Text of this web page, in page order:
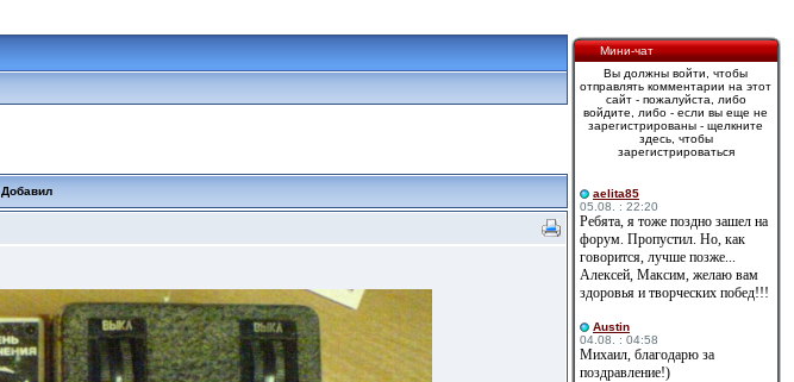
Добавил
Мини-чат
Вы должны войти, чтобы
отправлять комментарии на этот
сайт - пожалуйста, либо
войдите, либо - если вы еще не
зарегистрированы - щелкните
здесь, чтобы
зарегистрироваться
aelita85
05.08. : 22:20
Ребята, я тоже поздно зашел на
форум. Пропустил. Но, как
говорится, лучше позже...
Алексей, Максим, желаю вам
здоровья и творческих побед!!!
Austin
04.08. : 04:58
Михаил, благодарю за
поздравление!)